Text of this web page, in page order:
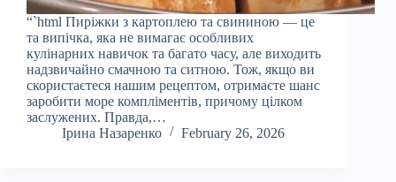
“`html Пиріжки з картоплею та свининою — це
та випічка, яка не вимагає особливих
кулінарних навичок та багато часу, але виходить
надзвичайно смачною та ситною. Тож, якщо ви
скористаєтеся нашим рецептом, отримаєте шанс
заробити море компліментів, причому цілком
заслужених. Правда,…
Ірина Назаренко
February 26, 2026